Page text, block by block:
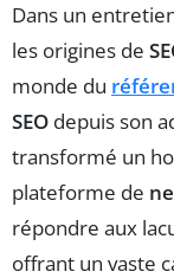
Dans un
les origines de
monde du
SEO depuis son
transformé un
plateforme de
répondre aux
offrant un vaste